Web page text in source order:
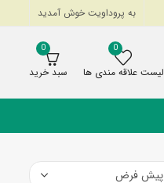
به پروداویت خوش آمدید
0
لیست علاقه مندی ها
0
سبد خرید